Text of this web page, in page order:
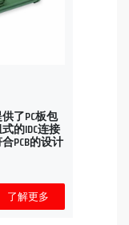
了PC板包
的IDC连接
PCB的设计
了解更多